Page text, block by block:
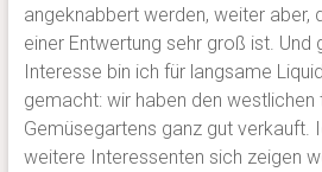
angeknabbert werden, weiter aber,
einer Entwertung sehr groß ist. Und
Interesse bin ich für langsame
gemacht: wir haben den westlichen
Gemüsegartens ganz gut verkauft.
weitere Interessenten sich zeigen